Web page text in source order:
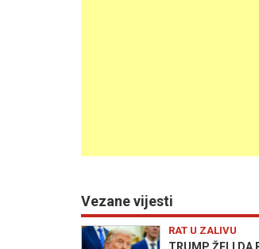
Vezane vijesti
RAT U ZALIVU